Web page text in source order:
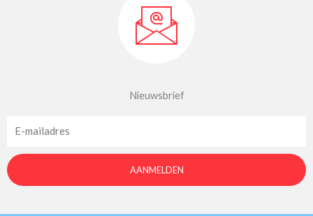
Nieuwsbrief
AANMELDEN